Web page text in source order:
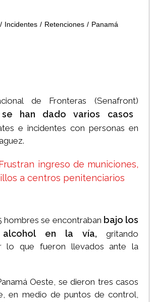
Incidentes Retenciones
Panamá
de Fronteras (Senafront)
han dado varios casos
e incidentes con personas en
ingreso de municiones,
a centros penitenciarios
hombres se encontraban bajo los
en la vía, gritando
lo que fueron llevados ante la
Oeste, se dieron tres casos
en medio de puntos de control,